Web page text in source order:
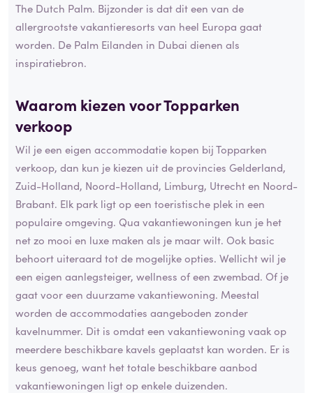
The Dutch Palm. Bijzonder is dat dit een van de
allergrootste vakantieresorts van heel Europa gaat
worden. De Palm Eilanden in Dubai dienen als
inspiratiebron.
Waarom kiezen voor Topparken
verkoop
Wil je een eigen accommodatie kopen bij Topparken
verkoop, dan kun je kiezen uit de provincies Gelderland,
Zuid-Holland, Noord-Holland, Limburg, Utrecht en Noord-
Brabant. Elk park ligt op een toeristische plek in een
populaire omgeving. Qua vakantiewoningen kun je het
net zo mooi en luxe maken als je maar wilt. Ook basic
behoort uiteraard tot de mogelijke opties. Wellicht wil je
een eigen aanlegsteiger, wellness of een zwembad. Of je
gaat voor een duurzame vakantiewoning. Meestal
worden de accommodaties aangeboden zonder
kavelnummer. Dit is omdat een vakantiewoning vaak op
meerdere beschikbare kavels geplaatst kan worden. Er is
keus genoeg, want het totale beschikbare aanbod
vakantiewoningen ligt op enkele duizenden.